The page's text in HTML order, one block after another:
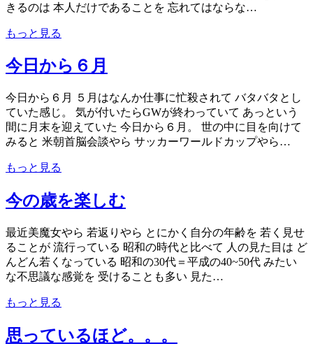
きるのは 本人だけであることを 忘れてはならな…
もっと見る
今日から６月
今日から６月 ５月はなんか仕事に忙殺されて バタバタとし
ていた感じ。 気が付いたらGWが終わっていて あっという
間に月末を迎えていた 今日から６月。 世の中に目を向けて
みると 米朝首脳会談やら サッカーワールドカップやら…
もっと見る
今の歳を楽しむ
最近美魔女やら 若返りやら とにかく自分の年齢を 若く見せ
ることが 流行っている 昭和の時代と比べて 人の見た目は ど
んどん若くなっている 昭和の30代＝平成の40~50代 みたい
な不思議な感覚を 受けることも多い 見た…
もっと見る
思っているほど。。。